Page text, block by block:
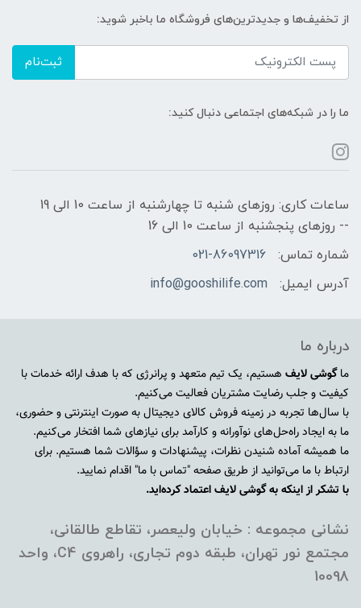
از تخفیف‌ها و جدیدترین‌های فروشگاه ما باخبر شوید:
ثبت‌نام
ما را در شبکه‌های اجتماعی دنبال کنید:
ساعات کاری: روزهای شنبه تا چهارشنبه از ساعت 10 الی 19
-- روزهای پنجشنبه از ساعت 10 الی 16
شماره تماس:
021-86097316
آدرس ایمیل:
info@gooshilife.com
درباره ما
ماگوشی لایف هستیم، یک تیم متعهد و پرانرژی که با هدف ارائه خدمات با
کیفیت و جلب رضایت مشتریان فعالیت می‌کنیم.
با سال‌ها تجربه در زمینه فروش کالای دیجیتال به صورت اینترنتی و حضوری،
ما به ایجاد راه‌حل‌های نوآورانه و کارآمد برای نیازهای شما افتخار می‌کنیم.
ما همیشه آماده شنیدن نظرات، پیشنهادات و سؤالات شما هستیم. برای
ارتباط با ما می‌توانید از طریق صفحه "تماس با ما" اقدام نمایید.
با تشکر از اینکه به گوشی لایف اعتماد کرده‌اید.
نشانی مجموعه : خیابان ولیعصر، تقاطع طالقانی،
مجتمع نور تهران، طبقه دوم تجاری، راهروی C4، واحد
10098